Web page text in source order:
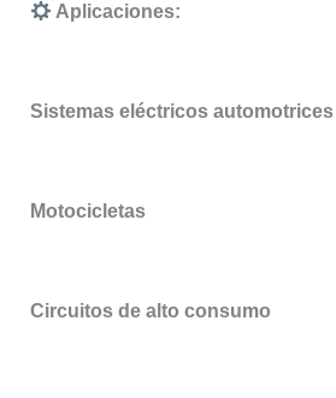
Aplicaciones:
Sistemas eléctricos automotrices
Motocicletas
Circuitos de alto consumo